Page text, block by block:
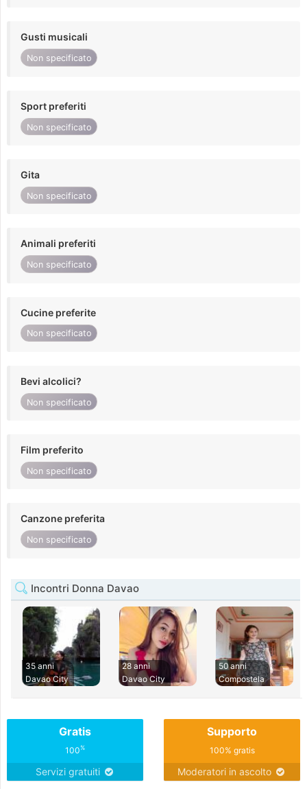
Gusti musicali
Non specificato
Sport preferiti
Non specificato
Gita
Non specificato
Animali preferiti
Non specificato
Cucine preferite
Non specificato
Bevi alcolici?
Non specificato
Film preferito
Non specificato
Canzone preferita
Non specificato
Incontri Donna Davao
35 anni
Davao City
28 anni
Davao City
50 anni
Compostela
Gratis
100%
Servizi gratuiti
Supporto
100% gratis
Moderatori in ascolto